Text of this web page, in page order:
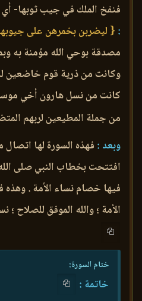
فنفخ الملك في جيب ثوبها-
: { ليضربن بخمرهن على
مصدقة بوحي الله مؤمنة به
وكانت من ذرية قوم خاضعين
كانت من نسل هارون أخي
من جملة المطيعين لربهم
وبعد : فهذه السورة لها اتصال
افتتحت بخطاب النبي صلى
فيها خصام نساء الأمة .
الأمة ؛ والله الموفق للصلاح ؛
ختام السورة:
خاتمة :